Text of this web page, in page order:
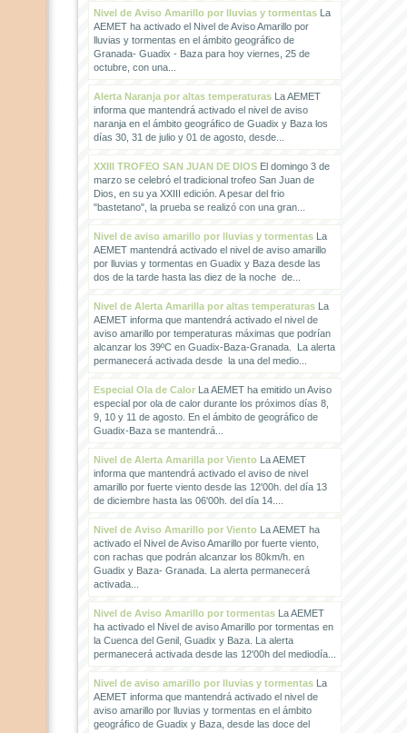
Nivel de Aviso Amarillo por lluvias y tormentasLa
AEMET ha activado el Nivel de Aviso Amarillo por
lluvias y tormentas en el ámbito geográfico de
Granada- Guadix - Baza para hoy viernes, 25 de
octubre, con una...
Alerta Naranja por altas temperaturasLa AEMET
informa que mantendrá activado el nivel de aviso
naranja en el ámbito geográfico de Guadix y Baza los
días 30, 31 de julio y 01 de agosto, desde...
XXIII TROFEO SAN JUAN DE DIOSEl domingo 3 de
marzo se celebró el tradicional trofeo San Juan de
Dios, en su ya XXIII edición. A pesar del frio
"bastetano", la prueba se realizó con una gran...
Nivel de aviso amarillo por lluvias y tormentasLa
AEMET mantendrá activado el nivel de aviso amarillo
por lluvias y tormentas en Guadix y Baza desde las
dos de la tarde hasta las diez de la noche de...
Nivel de Alerta Amarilla por altas temperaturasLa
AEMET informa que mantendrá activado el nivel de
aviso amarillo por temperaturas máximas que podrían
alcanzar los 39ºC en Guadix-Baza-Granada. La alerta
permanecerá activada desde la una del medio...
Especial Ola de CalorLa AEMET ha emitido un Aviso
especial por ola de calor durante los próximos días 8,
9, 10 y 11 de agosto. En el ámbito de geográfico de
Guadix-Baza se mantendrá...
Nivel de Alerta Amarilla por VientoLa AEMET
informa que mantendrá activado el aviso de nivel
amarillo por fuerte viento desde las 12'00h. del día 13
de diciembre hasta las 06'00h. del día 14....
Nivel de Aviso Amarillo por VientoLa AEMET ha
activado el Nivel de Aviso Amarillo por fuerte viento,
con rachas que podrán alcanzar los 80km/h. en
Guadix y Baza- Granada. La alerta permanecerá
activada...
Nivel de Aviso Amarillo por tormentasLa AEMET
ha activado el Nivel de aviso Amarillo por tormentas en
la Cuenca del Genil, Guadix y Baza. La alerta
permanecerá activada desde las 12'00h del mediodía...
Nivel de aviso amarillo por lluvias y tormentasLa
AEMET informa que mantendrá activado el nivel de
aviso amarillo por lluvias y tormentas en el ámbito
geográfico de Guadix y Baza, desde las doce del